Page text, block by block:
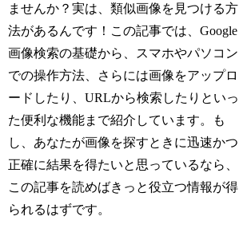
ませんか？実は、類似画像を見つける方
法があるんです！この記事では、Google
画像検索の基礎から、スマホやパソコン
での操作方法、さらには画像をアップロ
ードしたり、URLから検索したりといっ
た便利な機能まで紹介しています。も
し、あなたが画像を探すときに迅速かつ
正確に結果を得たいと思っているなら、
この記事を読めばきっと役立つ情報が得
られるはずです。